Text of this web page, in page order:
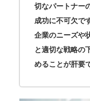
切なパートナー
成功に不可欠で
企業のニーズや
と適切な戦略の
めることが肝要